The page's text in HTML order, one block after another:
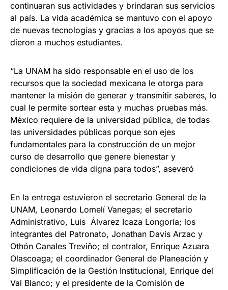
continuaran sus actividades y brindaran sus servicios
al país. La vida académica se mantuvo con el apoyo
de nuevas tecnologías y gracias a los apoyos que se
dieron a muchos estudiantes.
“La UNAM ha sido responsable en el uso de los
recursos que la sociedad mexicana le otorga para
mantener la misión de generar y transmitir saberes, lo
cual le permite sortear esta y muchas pruebas más.
México requiere de la universidad pública, de todas
las universidades públicas porque son ejes
fundamentales para la construcción de un mejor
curso de desarrollo que genere bienestar y
condiciones de vida digna para todos”, aseveró
En la entrega estuvieron el secretario General de la
UNAM, Leonardo Lomelí Vanegas; el secretario
Administrativo, Luis Álvarez Icaza Longoria; los
integrantes del Patronato, Jonathan Davis Arzac y
Othón Canales Treviño; el contralor, Enrique Azuara
Olascoaga; el coordinador General de Planeación y
Simplificación de la Gestión Institucional, Enrique del
Val Blanco; y el presidente de la Comisión de